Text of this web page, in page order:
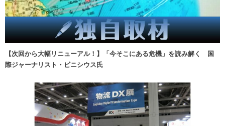
【次回から大幅リニューアル！】「今そこにある危機」を読み解く 国
際ジャーナリスト・ビニシウス氏